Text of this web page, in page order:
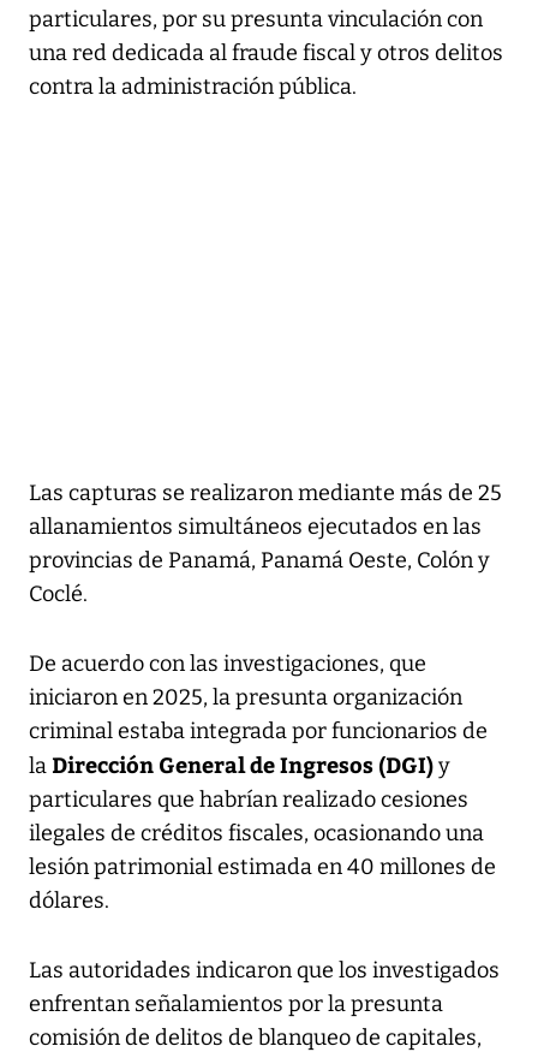
particulares, por su presunta vinculación con
una red dedicada al fraude fiscal y otros delitos
contra la administración pública.
Las capturas se realizaron mediante más de 25
allanamientos simultáneos ejecutados en las
provincias de Panamá, Panamá Oeste, Colón y
Coclé.
De acuerdo con las investigaciones, que
iniciaron en 2025, la presunta organización
criminal estaba integrada por funcionarios de
la Dirección General de Ingresos (DGI)y
particulares que habrían realizado cesiones
ilegales de créditos fiscales, ocasionando una
lesión patrimonial estimada en 40 millones de
dólares.
Las autoridades indicaron que los investigados
enfrentan señalamientos por la presunta
comisión de delitos de blanqueo de capitales,